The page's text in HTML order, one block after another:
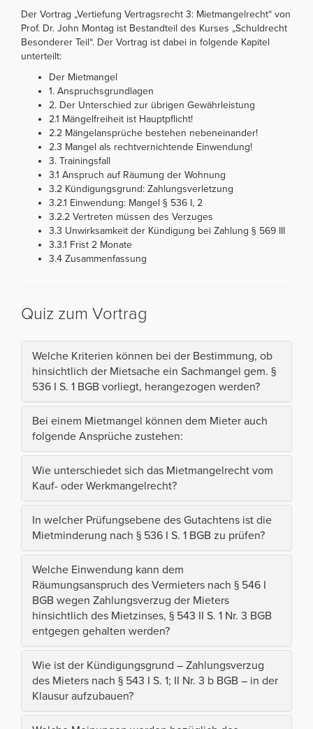
Der Vortrag „Vertiefung Vertragsrecht 3: Mietmangelrecht“ von
Prof. Dr. John Montag ist Bestandteil des Kurses „Schuldrecht
Besonderer Teil“. Der Vortrag ist dabei in folgende Kapitel
unterteilt:
Der Mietmangel
1. Anspruchsgrundlagen
2. Der Unterschied zur übrigen Gewährleistung
2.1 Mängelfreiheit ist Hauptpflicht!
2.2 Mängelansprüche bestehen nebeneinander!
2.3 Mangel als rechtvernichtende Einwendung!
3. Trainingsfall
3.1 Anspruch auf Räumung der Wohnung
3.2 Kündigungsgrund: Zahlungsverletzung
3.2.1 Einwendung: Mangel § 536 I, 2
3.2.2 Vertreten müssen des Verzuges
3.3 Unwirksamkeit der Kündigung bei Zahlung § 569 III
3.3.1 Frist 2 Monate
3.4 Zusammenfassung
Quiz zum Vortrag
Welche Kriterien können bei der Bestimmung, ob
hinsichtlich der Mietsache ein Sachmangel gem. §
536 I S. 1 BGB vorliegt, herangezogen werden?
Bei einem Mietmangel können dem Mieter auch
folgende Ansprüche zustehen:
Wie unterschiedet sich das Mietmangelrecht vom
Kauf- oder Werkmangelrecht?
In welcher Prüfungsebene des Gutachtens ist die
Mietminderung nach § 536 I S. 1 BGB zu prüfen?
Welche Einwendung kann dem
Räumungsanspruch des Vermieters nach § 546 I
BGB wegen Zahlungsverzug der Mieters
hinsichtlich des Mietzinses, § 543 II S. 1 Nr. 3 BGB
entgegen gehalten werden?
Wie ist der Kündigungsgrund – Zahlungsverzug
des Mieters nach § 543 I S. 1; II Nr. 3 b BGB – in der
Klausur aufzubauen?